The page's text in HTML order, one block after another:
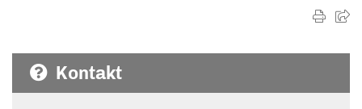
Kontakt